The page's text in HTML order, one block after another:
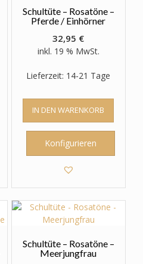
werden
Schultüte – Rosatöne –
Pferde / Einhörner
32,95 €
inkl. 19 % MwSt.
Lieferzeit: 14-21 Tage
IN DEN WARENKORB
Konfigurieren
Schultüte – Rosatöne –
Meerjungfrau